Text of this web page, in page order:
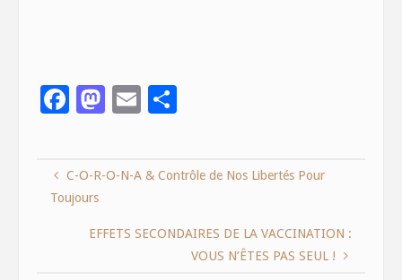
F
b
o
M
d
n
E
l
e
C-O-R-O-N-A & Contrôle de Nos Libertés Pour
Toujours
EFFETS SECONDAIRES DE LA VACCINATION :
VOUS N’ÊTES PAS SEUL !